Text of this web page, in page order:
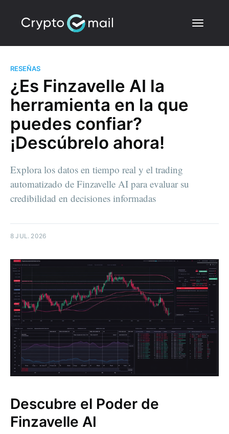
RESEÑAS
¿Es Finzavelle AI la
herramienta en la que
puedes confiar?
¡Descúbrelo ahora!
Explora los datos en tiempo real y el trading
automatizado de Finzavelle AI para evaluar su
credibilidad en decisiones informadas
8 JUL. 2026
Descubre el Poder de
Finzavelle AI